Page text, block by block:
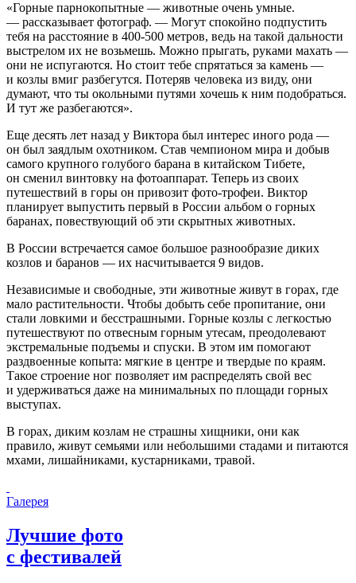
«Горные парнокопытные — животные очень умные.
— рассказывает фотограф. — Могут спокойно подпустить
тебя на расстояние в 400-500 метров, ведь на такой дальности
выстрелом их не возьмешь. Можно прыгать, руками махать —
они не испугаются. Но стоит тебе спрятаться за камень —
и козлы вмиг разбегутся. Потеряв человека из виду, они
думают, что ты окольными путями хочешь к ним подобраться.
И тут же разбегаются».
Еще десять лет назад у Виктора был интерес иного рода —
он был заядлым охотником. Став чемпионом мира и добыв
самого крупного голубого барана в китайском Тибете,
он сменил винтовку на фотоаппарат. Теперь из своих
путешествий в горы он привозит фото-трофеи. Виктор
планирует выпустить первый в России альбом о горных
баранах, повествующий об эти скрытных животных.
В России встречается самое большое разнообразие диких
козлов и баранов — их насчитывается 9 видов.
Независимые и свободные, эти животные живут в горах, где
мало растительности. Чтобы добыть себе пропитание, они
стали ловкими и бесстрашными. Горные козлы с легкостью
путешествуют по отвесным горным утесам, преодолевают
экстремальные подъемы и спуски. В этом им помогают
раздвоенные копыта: мягкие в центре и твердые по краям.
Такое строение ног позволяет им распределять свой вес
и удерживаться даже на минимальных по площади горных
выступах.
В горах, диким козлам не страшны хищники, они как
правило, живут семьями или небольшими стадами и питаются
мхами, лишайниками, кустарниками, травой.
Галерея
Лучшие фото
с фестивалей